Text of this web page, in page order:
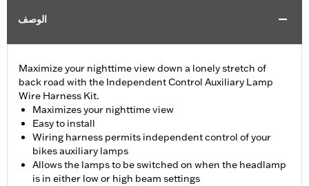
الوصف
Maximize your nighttime view down a lonely stretch of
back road with the Independent Control Auxiliary Lamp
Wire Harness Kit.
Maximizes your nighttime view
Easy to install
Wiring harness permits independent control of your
bikes auxiliary lamps
Allows the lamps to be switched on when the headlamp
is in either low or high beam settings